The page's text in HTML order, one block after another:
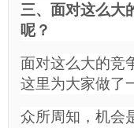
三、面对这么大
呢？
面对这么大的竞
这里为大家做了
众所周知，机会